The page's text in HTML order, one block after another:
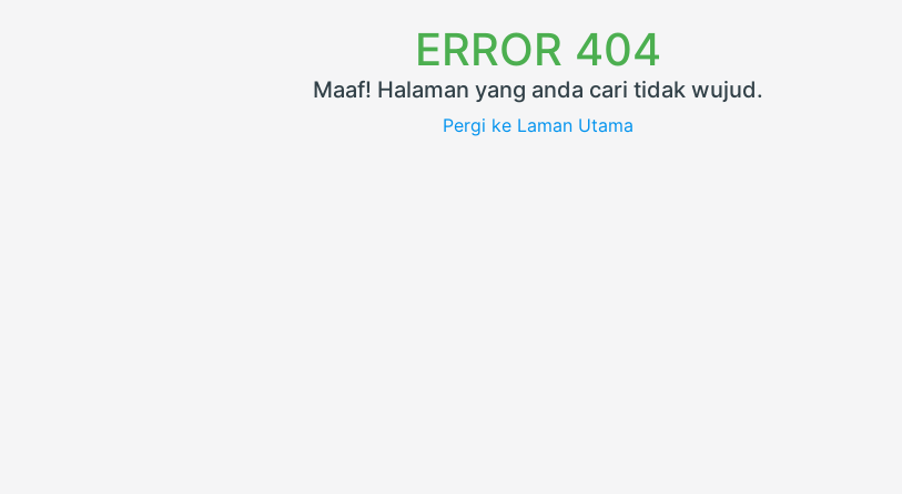
ERROR 404
Maaf! Halaman yang anda cari tidak wujud.
Pergi ke Laman Utama